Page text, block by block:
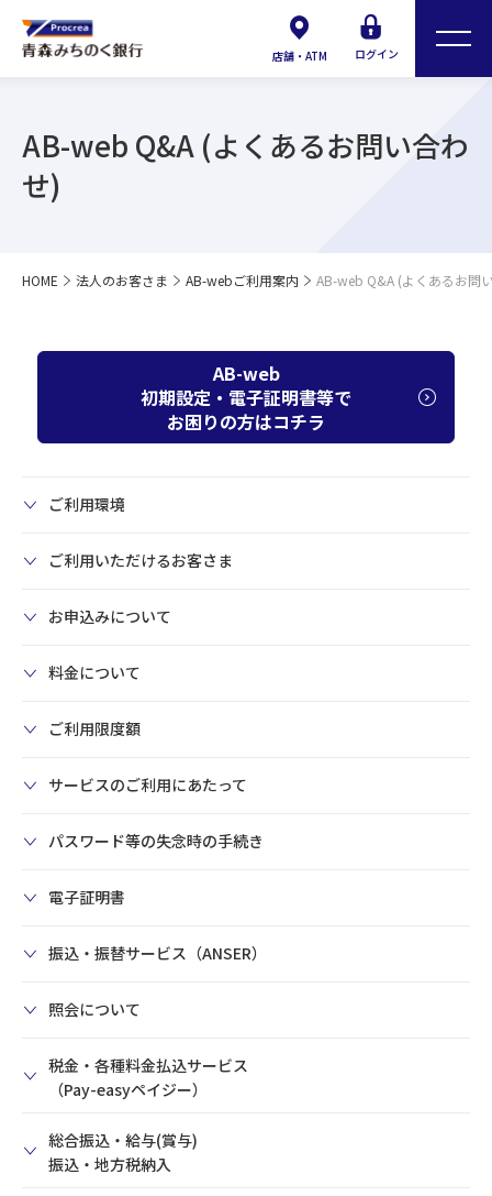
店舗・ATM ログイン
AB-web Q&A (よくあるお問い合わ
せ)
HOME 法人のお客さま AB-webご利用案内 AB-web Q&A (よくあるお問
AB-web
初期設定・電子証明書等で
お困りの方はコチラ
ご利用環境
ご利用いただけるお客さま
お申込みについて
料金について
ご利用限度額
サービスのご利用にあたって
パスワード等の失念時の手続き
電子証明書
振込・振替サービス（ANSER）
照会について
税金・各種料金払込サービス
（Pay-easyペイジー）
総合振込・給与(賞与)
振込・地方税納入